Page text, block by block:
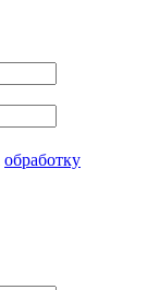
обработку